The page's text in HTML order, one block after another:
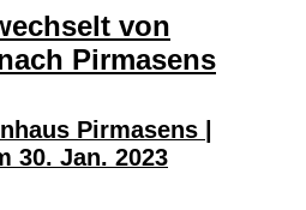
von
Pirmasens
Pirmasens |
30. Jan. 2023